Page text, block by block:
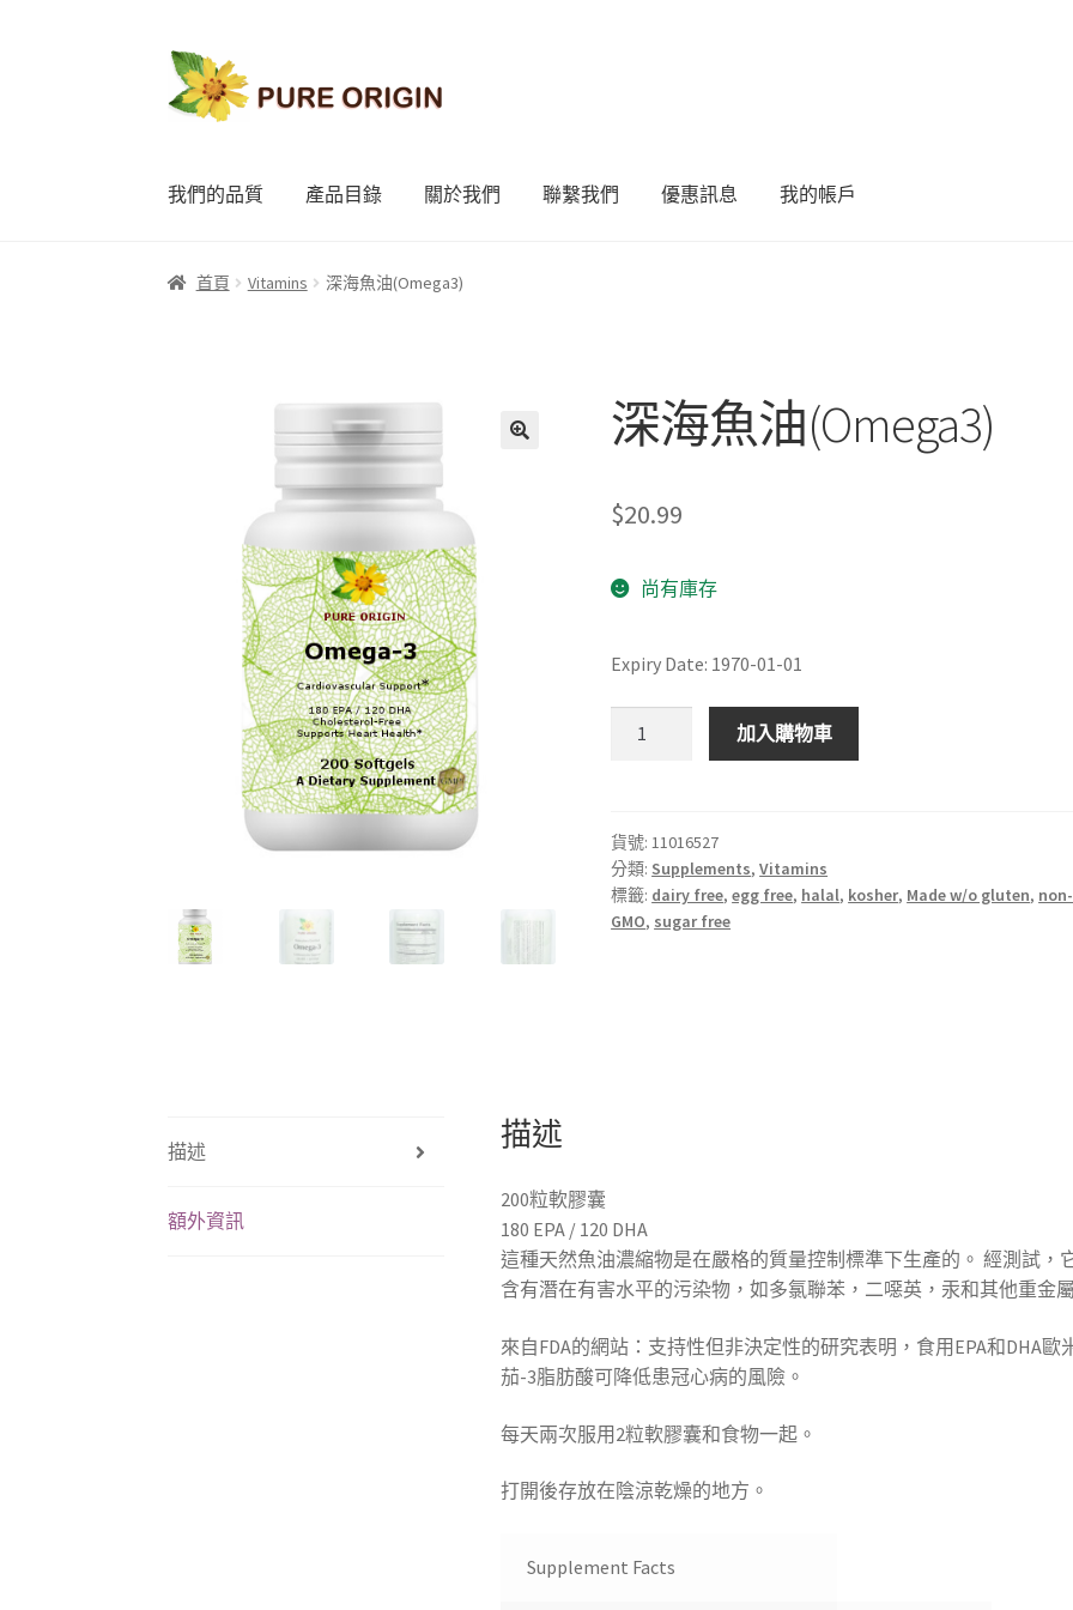
略
過
跳
至
我們的品質
產品目錄 關於我們 聯繫我們 優惠訊息 我的帳戶
首頁 Vitamins 深海魚油(Omega3)
深海魚油(Omega3)
$20.99
尚有庫存
Expiry Date: 1970-01-01
(Omega3)
數
量
加入購物車
貨號: 11016527
分類: Supplements,Vitamins
標籤: dairy free,egg free, halal, kosher, Made w/o gluten, non-
GMO, sugar free
描述
額外資訊
描述
200粒軟膠囊
180 EPA / 120 DHA
這種天然魚油濃縮物是在嚴格的質量控制標準下生產的。 經測試，
含有潛在有害水平的污染物，如多氯聯苯，二噁英，汞和其他重金
來自FDA的網站：支持性但非決定性的研究表明，食用EPA和DHA歐
茄-3脂肪酸可降低患冠心病的風險。
每天兩次服用2粒軟膠囊和食物一起。
打開後存放在陰涼乾燥的地方。
Supplement Facts